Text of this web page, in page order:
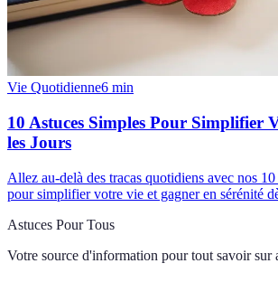
Vie Quotidienne6 min
10 Astuces Simples Pour Simplifier
les Jours
Allez au-delà des tracas quotidiens avec nos 10
pour simplifier votre vie et gagner en sérénité
Astuces Pour Tous
Votre source d'information pour tout savoir sur